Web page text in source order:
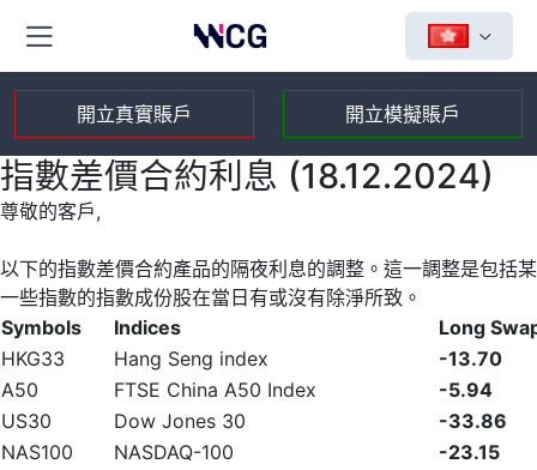
開立真實賬戶 開立模擬賬戶
指數差價合約利息 (18.12.2024)
尊敬的客戶,
以下的指數差價合約產品的隔夜利息的調整。這一調整是包括某
一些指數的指數成份股在當日有或沒有除淨所致。
Symbols
Indices
Long
HKG33
Hang Seng index
-13.70
A50
FTSE China A50 Index
-5.94
US30
Dow Jones 30
-33.86
NAS100
NASDAQ-100
-23.15